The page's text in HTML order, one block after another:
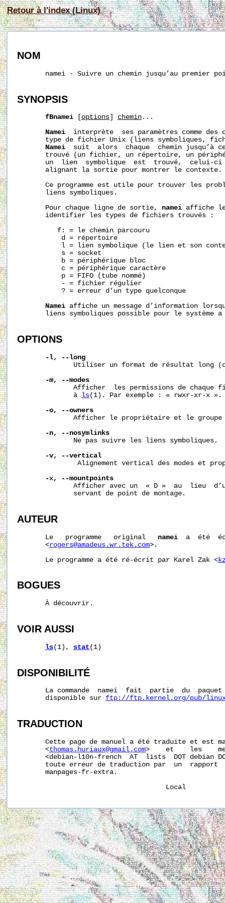
Retour à l'index (Linux)
NOM
namei - Suivre un chemin jusqu’au premier
SYNOPSIS
fBnamei options chemin ...
Namei
interprète  ses paramètres comme des
type de fichier Unix (liens symboliques,
Namei
suit  alors  chaque  chemin jusqu’à
trouvé (un fichier, un répertoire, un
un  lien  symbolique  est  trouvé,  celui-
       alignant la sortie pour montrer le contexte.
Ce programme est utile pour trouver les
       liens symboliques.
       Pour chaque ligne de sortie,
namei affiche
       identifier les types de fichiers trouvés :
          f: = le chemin parcouru
           d = répertoire
l = lien symbolique (le lien et son
           s = socket
           b = périphérique bloc
           c = périphérique caractère
           p = FIFO (tube nommé)
           - = fichier régulier
           ? = erreur d’un type quelconque
Namei affiche un message d’information
liens symboliques possible pour le système a
OPTIONS
-l,
--long
Utiliser un format de résultat long
-m,
--modes
Afficher  les permissions de chaque
              à
ls(1). Par exemple : « rwxr-xr-x ».
-o,
--owners
Afficher le propriétaire et le groupe
-n,
--nosymlinks
              Ne pas suivre les liens symboliques.
-v,
--vertical
Alignement vertical des modes et
-x,
--mountpoints
Afficher avec un  « D »  au  lieu
              servant de point de montage.
AUTEUR
       Le   programme   original
namei
a  été
       <
rogers@amadeus.wr.tek.com>.
       Le programme a été ré-écrit par Karel Zak <
BOGUES
       À découvrir.
VOIR AUSSI
ls(1), stat (1)
DISPONIBILITÉ
La commande  namei  fait  partie  du
       disponible sur
ftp://ftp.kernel.org/pub/
TRADUCTION
Cette page de manuel a été traduite et est
       <
thomas.huriaux@gmail.com>    et    les
<debian-l10n-french  AT  lists  DOT debian
toute erreur de traduction par  un  rapport
       manpages-fr-extra.